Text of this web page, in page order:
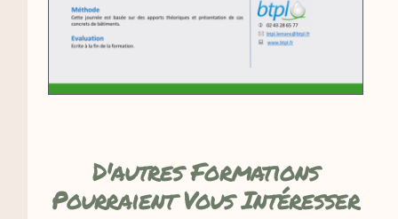
D'autres Formations
Pourraient Vous Intéresser